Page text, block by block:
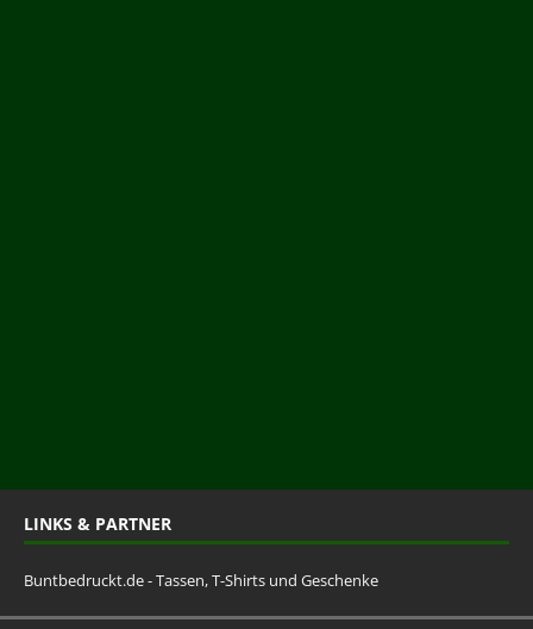
LINKS & PARTNER
Buntbedruckt.de - Tassen, T-Shirts und Geschenke